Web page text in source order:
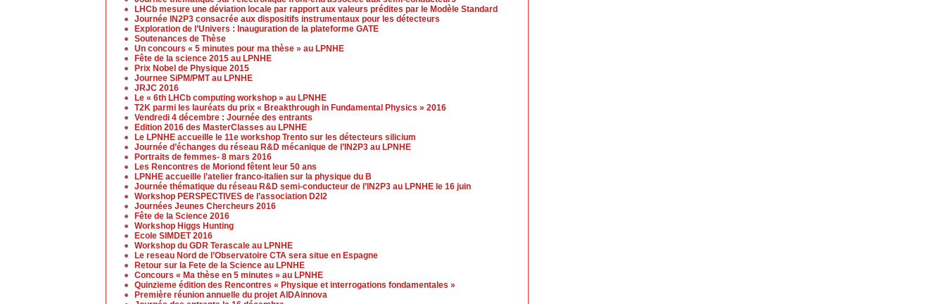
LHCb mesure une déviation locale par rapport aux valeurs prédites par le Modèle Standard
Journée IN2P3 consacrée aux dispositifs instrumentaux pour les détecteurs
Exploration de l’Univers : Inauguration de la plateforme GATE
Soutenances de Thèse
Un concours « 5 minutes pour ma thèse » au LPNHE
Fête de la science 2015 au LPNHE
Prix Nobel de Physique 2015
Journee SiPM/PMT au LPNHE
JRJC 2016
Le « 6th LHCb computing workshop » au LPNHE
T2K parmi les lauréats du prix « Breakthrough in Fundamental Physics » 2016
Vendredi 4 décembre : Journée des entrants
Edition 2016 des MasterClasses au LPNHE
Le LPNHE accueille le 11e workshop Trento sur les détecteurs silicium
Journée d’échanges du réseau R&D mécanique de l’IN2P3 au LPNHE
Portraits de femmes- 8 mars 2016
Les Rencontres de Moriond fêtent leur 50 ans
LPNHE accueille l’atelier franco-italien sur la physique du B
Journée thématique du réseau R&D semi-conducteur de l’IN2P3 au LPNHE le 16 juin
Workshop PERSPECTIVES de l’association D2I2
Journées Jeunes Chercheurs 2016
Fête de la Science 2016
Workshop Higgs Hunting
Ecole SIMDET 2016
Workshop du GDR Terascale au LPNHE
Le reseau Nord de l’Observatoire CTA sera situe en Espagne
Retour sur la Fete de la Science au LPNHE
Concours « Ma thèse en 5 minutes » au LPNHE
Quinzieme édition des Rencontres « Physique et interrogations fondamentales »
Première réunion annuelle du projet AIDAinnova